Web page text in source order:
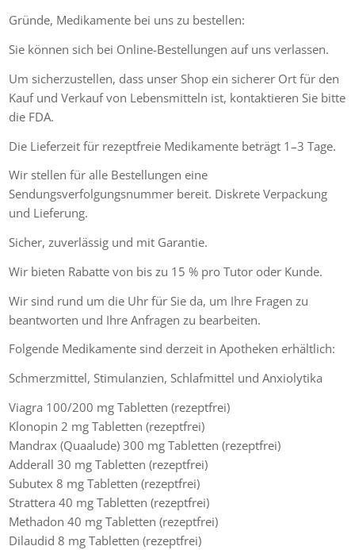
Gründe, Medikamente bei uns zu bestellen:
Sie können sich bei Online-Bestellungen auf uns verlassen.
Um sicherzustellen, dass unser Shop ein sicherer Ort für den
Kauf und Verkauf von Lebensmitteln ist, kontaktieren Sie bitte
die FDA.
Die Lieferzeit für rezeptfreie Medikamente beträgt 1–3 Tage.
Wir stellen für alle Bestellungen eine
Sendungsverfolgungsnummer bereit. Diskrete Verpackung
und Lieferung.
Sicher, zuverlässig und mit Garantie.
Wir bieten Rabatte von bis zu 15 % pro Tutor oder Kunde.
Wir sind rund um die Uhr für Sie da, um Ihre Fragen zu
beantworten und Ihre Anfragen zu bearbeiten.
Folgende Medikamente sind derzeit in Apotheken erhältlich:
Schmerzmittel, Stimulanzien, Schlafmittel und Anxiolytika
Viagra 100/200 mg Tabletten (rezeptfrei)
Klonopin 2 mg Tabletten (rezeptfrei)
Mandrax (Quaalude) 300 mg Tabletten (rezeptfrei)
Adderall 30 mg Tabletten (rezeptfrei)
Subutex 8 mg Tabletten (rezeptfrei)
Strattera 40 mg Tabletten (rezeptfrei)
Methadon 40 mg Tabletten (rezeptfrei)
Dilaudid 8 mg Tabletten (rezeptfrei)